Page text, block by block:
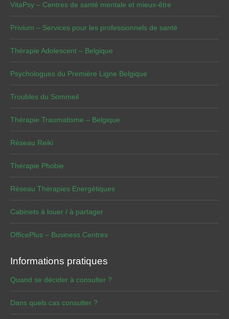
VitaPsy – Centres de santé mentale et mieux-être
Privium – Services pour les professionnels de santé
Thérapie Adolescent – Belgique
Psychologues du Première Ligne Belgique
Troubles du Sommeil
Thérapie Traumatisme – Belgique
Réseau Reiki
Thérapie Phobie
Réseau Thérapies Energétiques
Cabinets à louer / à partager
OfficePlus – Business Centres
Informations pratiques
Quand se décider à consulter ?
Dans quels cas consulter ?